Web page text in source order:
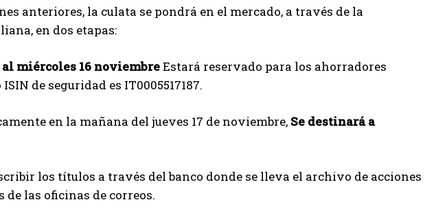
anteriores, la culata se pondrá en el mercado, a través de la
en dos etapas:
miércoles 16 noviembreEstará reservado para los ahorradores
de seguridad es IT0005517187.
en la mañana del jueves 17 de noviembre, Se destinará a
los títulos a través del banco donde se lleva el archivo de acciones
las oficinas de correos.